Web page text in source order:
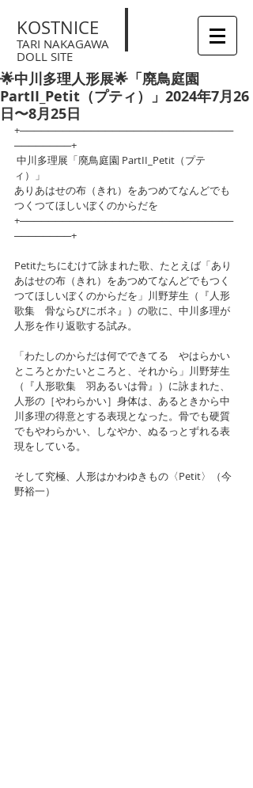
KOSTNICE
TARI NAKAGAWA
DOLL SITE
🌟中川多理人形展🌟「廃鳥庭園
PartII_Petit（プティ）」2024年7月26
日〜8月25日
+──────────────────────────────
────────+
ィ）」
ありあはせの布（きれ）をあつめてなんどでも
つくつてほしいぼくのからだを
+──────────────────────────────
────────+
Petitたちにむけて詠まれた歌、たとえば「あり
あはせの布（きれ）をあつめてなんどでもつく
つてほしいぼくのからだを」川野芽生（『人形
歌集　骨ならびにボネ』）の歌に、中川多理が
人形を作り返歌する試み。
「わたしのからだは何でできてる　やはらかい
ところとかたいところと、それから」川野芽生
（『人形歌集　羽あるいは骨』）に詠まれた、
人形の［やわらかい］身体は、あるときから中
川多理の得意とする表現となった。骨でも硬質
でもやわらかい、しなやか、ぬるっとずれる表
現をしている。
そして究極、人形はかわゆきもの〈Petit〉（今
野裕一）